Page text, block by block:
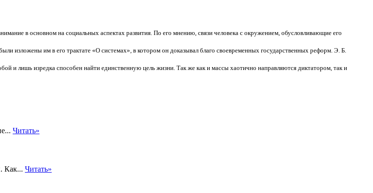
в основном на социальных аспектах развития. По его мнению, связи человека с окружением, обусловливающие его
изложены им в его трактате «О системах», в котором он доказывал благо своевременных государственных реформ. Э. Б.
и лишь изредка способен найти единственную цель жизни. Так же как и массы хаотично направляются диктатором, так и
Читать»
Как... Читать»